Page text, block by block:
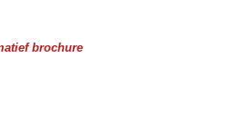
brochure